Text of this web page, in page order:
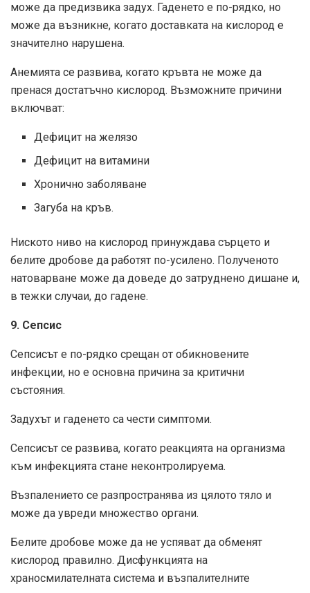
може да предизвика задух. Гаденето е по-рядко, но
може да възникне, когато доставката на кислород е
значително нарушена.
Анемията се развива, когато кръвта не може да
пренася достатъчно кислород. Възможните причини
включват:
Дефицит на желязо
Дефицит на витамини
Хронично заболяване
Загуба на кръв.
Ниското ниво на кислород принуждава сърцето и
белите дробове да работят по-усилено. Полученото
натоварване може да доведе до затруднено дишане и,
в тежки случаи, до гадене.
9. Сепсис
Сепсисът е по-рядко срещан от обикновените
инфекции, но е основна причина за критични
състояния.
Задухът и гаденето са чести симптоми.
Сепсисът се развива, когато реакцията на организма
към инфекцията стане неконтролируема.
Възпалението се разпространява из цялото тяло и
може да увреди множество органи.
Белите дробове може да не успяват да обменят
кислород правилно. Дисфункцията на
храносмилателната система и възпалителните